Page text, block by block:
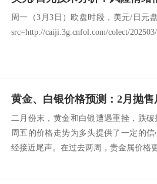
周一（3月3日）欧盘时段，美元/日元
src=http://caiji.3g.cnfol.com/colect/
黄金、白银价格预测：2月抛
二月份末，黄金和白银遭遇重挫，跌
周五的价格走势为多头提供了一定的
经接近尾声。在过去两周，贵金属价格